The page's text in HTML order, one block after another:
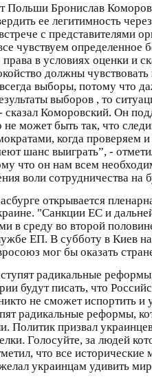
Польши Бронислав
ее легитимность
с представителями
чувствуем определенное
права в условиях оценки и
должны
выборы, потому что
выборов , то
Коморовский. Он
может быть так, что
когда
шанс выиграть”, -
что он нам всем
воли сотрудничества
открывается
"Санкции ЕС и
в среду во второй
ЕП. В субботу в Киев
мог бы оказать
радикальные
будут писать, что
не сможет испортить
радикальные реформы,
Политик призвал
Голосуйте, за людей
что все
украинцам удивить